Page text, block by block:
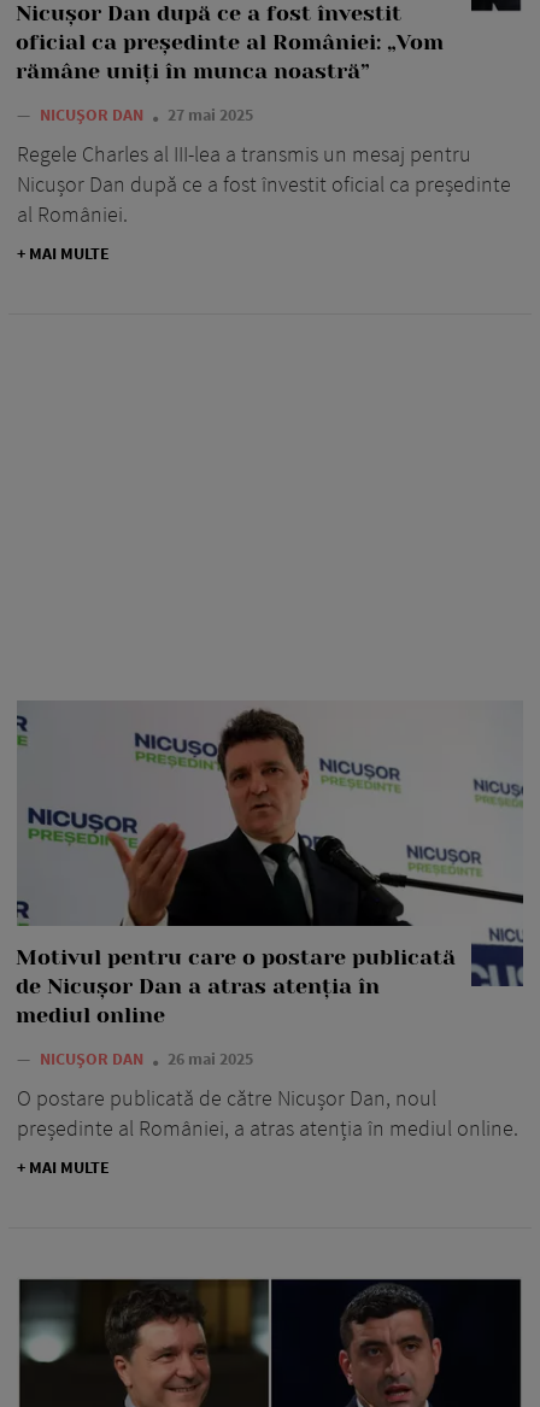
Nicușor Dan după ce a fost învestit
oficial ca președinte al României: „Vom
rămâne uniți în munca noastră”
— NICUȘOR DAN 27 mai 2025
Regele Charles al III-lea a transmis un mesaj pentru
Nicușor Dan după ce a fost învestit oficial ca președinte
al României.
+ MAI MULTE
Motivul pentru care o postare publicată
de Nicușor Dan a atras atenția în
mediul online
— NICUȘOR DAN 26 mai 2025
O postare publicată de către Nicușor Dan, noul
președinte al României, a atras atenția în mediul online.
+ MAI MULTE